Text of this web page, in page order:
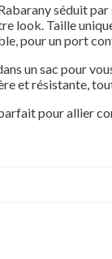
séduit
look. Taille
pour un port
un sac pour
et résistante,
pour allier